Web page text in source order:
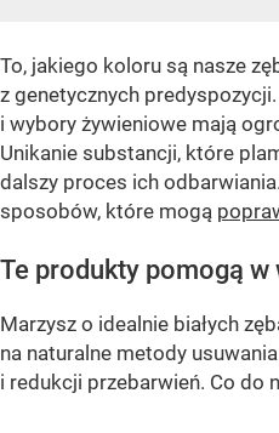
To, jakiego koloru są nasze
z genetycznych
i wybory żywieniowe mają
Unikanie substancji, które
dalszy proces ich
sposobów, które mogą
Te produkty pomogą
Marzysz o idealnie białych
na naturalne metody
i redukcji przebarwień. Co do